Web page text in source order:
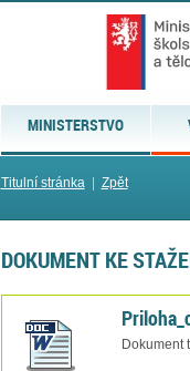
MINISTERSTVO
Titulní stránka| Zpět
DOKUMENT KE
Dokument